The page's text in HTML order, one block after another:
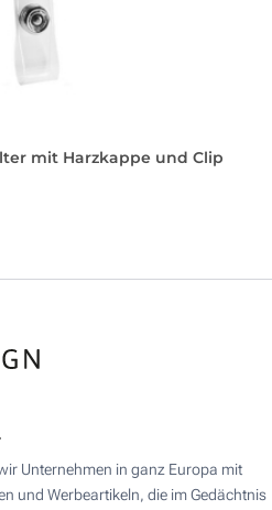
mit Harzkappe und Clip
Unternehmen in ganz Europa mit
und Werbeartikeln, die im Gedächtnis